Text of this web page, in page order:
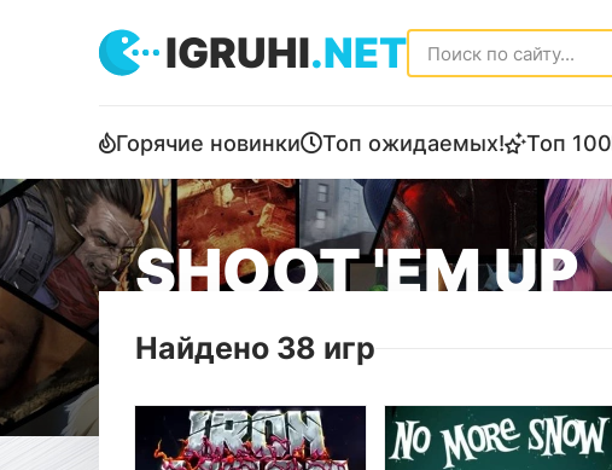
IGRUHI.NET
Горячие новинки Топ ожидаемых! Топ 100
SHOOT 'EM UP
Найдено 38 игр